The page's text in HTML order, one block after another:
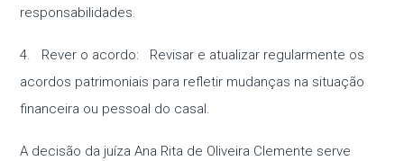
responsabilidades.
4. Rever o acordo: Revisar e atualizar regularmente os
acordos patrimoniais para refletir mudanças na situação
financeira ou pessoal do casal.
A decisão da juíza Ana Rita de Oliveira Clemente serve